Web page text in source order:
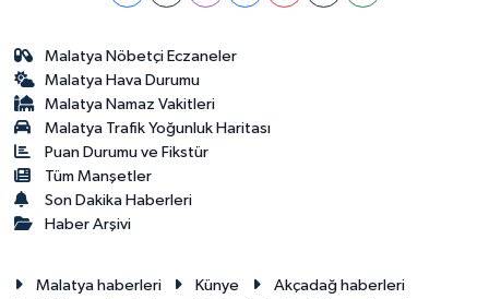
Malatya Nöbetçi Eczaneler
Malatya Hava Durumu
Malatya Namaz Vakitleri
Malatya Trafik Yoğunluk Haritası
Puan Durumu ve Fikstür
Tüm Manşetler
Son Dakika Haberleri
Haber Arşivi
Malatya haberleri Künye
Akçadağ haberleri